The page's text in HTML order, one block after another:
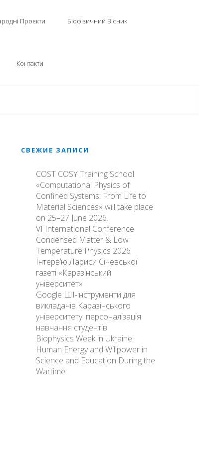
Проєкти Біофізичний Вісник
Контакти
СВЕЖИЕ ЗАПИСИ
COST COSY Training School
«Computational Physics of
Confined Systems: From Life to
Material Sciences» will take place
on 25–27 June 2026.
VI International Conference
Condensed Matter & Low
Temperature Physics 2026
Інтерв’ю Лариси Січевської
газеті «Каразінський
університет»
Google ШІ-інструменти для
викладачів Каразінського
університету: персоналізація
навчання студентів
Biophysics Week in Ukraine:
Human Energy and Willpower in
Science and Education During the
Wartime